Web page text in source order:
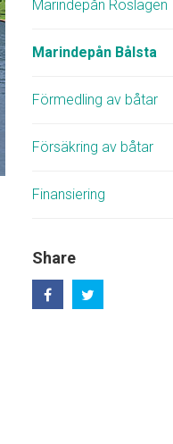
Marindepån Roslagen
Marindepån Bålsta
Förmedling av båtar
Försäkring av båtar
Finansiering
Share